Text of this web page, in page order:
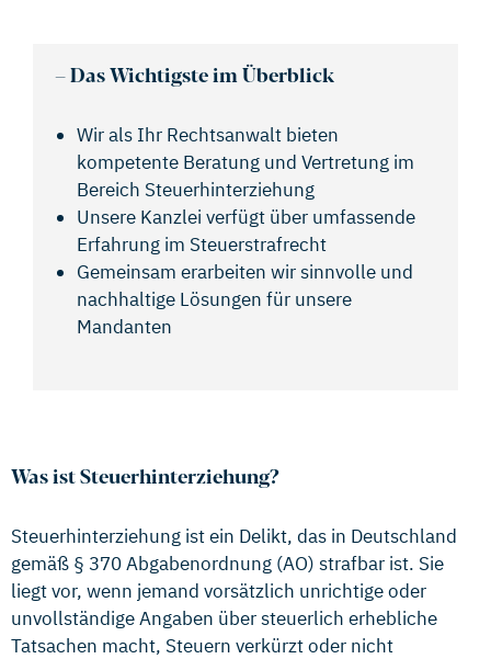
– Das Wichtigste im Überblick
Wir als Ihr Rechtsanwalt bieten
kompetente Beratung und Vertretung im
Bereich Steuerhinterziehung
Unsere Kanzlei verfügt über umfassende
Erfahrung im Steuerstrafrecht
Gemeinsam erarbeiten wir sinnvolle und
nachhaltige Lösungen für unsere
Mandanten
Was ist Steuerhinterziehung?
Steuerhinterziehung ist ein Delikt, das in Deutschland
gemäß § 370 Abgabenordnung (AO) strafbar ist. Sie
liegt vor, wenn jemand vorsätzlich unrichtige oder
unvollständige Angaben über steuerlich erhebliche
Tatsachen macht, Steuern verkürzt oder nicht